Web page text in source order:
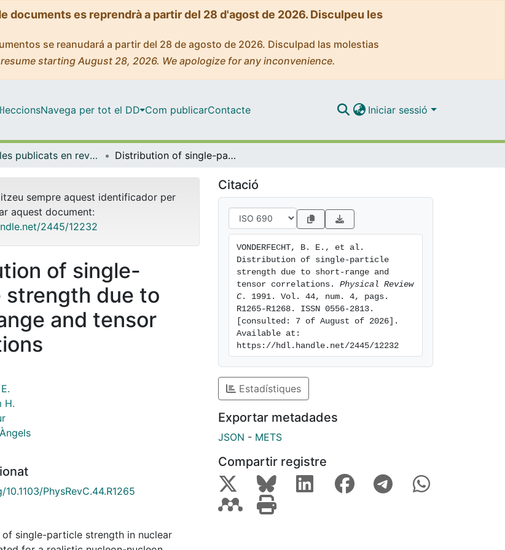
documents es reprendrà a partir del 28 d'agost de 2026. Disculpeu les
se reanudará a partir del 28 de agosto de 2026. Disculpad las molestias
starting August 28, 2026. We apologize for any inconvenience.
Navega per tot el DD Com publicarContacte Iniciar sessió
Articles publicats en revistes (Física Quàntica i Astrofísica) Distribution of single-particle strength due to short-range and tensor correlations
sempre aquest identificador per
aquest document:
2445/12232
of single-
strength due to
and tensor
H.
PhysRevC.44.R1265
single-particle strength in nuclear
Citació
VONDERFECHT, B. E., et al.
Distribution of single-particle
strength due to short-range and
tensor correlations. Physical Review
C . 1991. Vol. 44, num. 4, pags.
R1265-R1268. ISSN 0556-2813.
[consulted: 7 of August of 2026].
Available at:
https://hdl.handle.net/2445/12232
Estadístiques
Exportar metadades
JSON - METS
Compartir registre